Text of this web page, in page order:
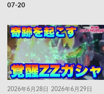
07-20
2026年6月28日 2026年6月29日